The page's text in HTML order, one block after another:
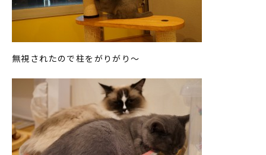
無視されたので柱をがりがり～